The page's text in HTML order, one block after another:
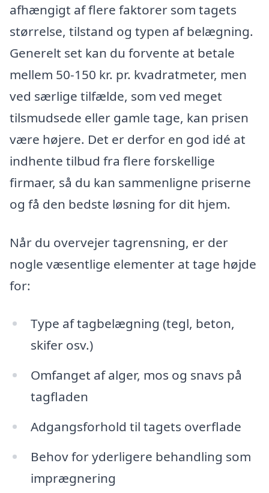
afhængigt af flere faktorer som tagets
størrelse, tilstand og typen af belægning.
Generelt set kan du forvente at betale
mellem 50-150 kr. pr. kvadratmeter, men
ved særlige tilfælde, som ved meget
tilsmudsede eller gamle tage, kan prisen
være højere. Det er derfor en god idé at
indhente tilbud fra flere forskellige
firmaer, så du kan sammenligne priserne
og få den bedste løsning for dit hjem.
Når du overvejer tagrensning, er der
nogle væsentlige elementer at tage højde
for:
Type af tagbelægning (tegl, beton,
skifer osv.)
Omfanget af alger, mos og snavs på
tagfladen
Adgangsforhold til tagets overflade
Behov for yderligere behandling som
imprægnering